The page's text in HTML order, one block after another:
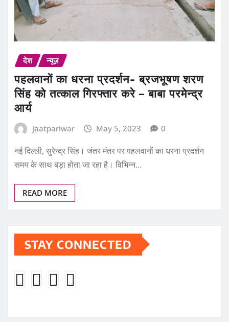
देश न्यूज़
पहलवानों का धरना प्रदर्शन- ब्रजभूषण शरण
सिंह को तत्काल गिरफ्तार करे – बाबा परमेन्द्र
आर्य
jaatpariwar May 5, 2023 0
नई दिल्ली, सुरेन्द्र सिंह। जंतर मंतर पर पहलवानों का धरना प्रदर्शन
समय के साथ बड़ा होता जा रहा है। विभिन्न…
READ MORE
STAY CONNECTED